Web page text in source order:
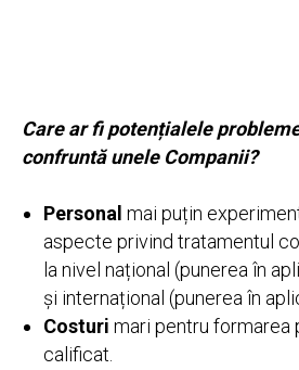
Care ar fi potențialele
confruntă unele Companii?
Personal mai puțin
aspecte privind tratamentul
la nivel național (punerea în
și internațional (punerea în
Costuri mari pentru formarea
calificat.